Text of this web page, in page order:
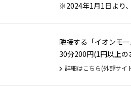
※2024年1月1日より
隣接する「イオンモ
30分200円(1円以上
詳細はこちら(外部サ